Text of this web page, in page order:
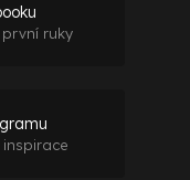
první ruky